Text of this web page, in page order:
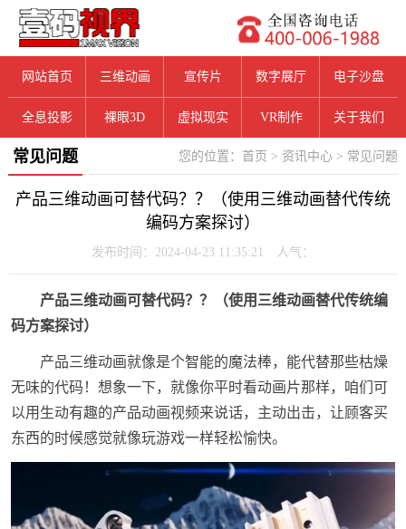
网站首页 三维动画 宣传片 数字展厅 电子沙盘
全息投影 裸眼3D 虚拟现实 VR制作 关于我们
您的位置： 首页 > 资讯中心 > 常见问题
常见问题
产品三维动画可替代码？？（使用三维动画替代传统
编码方案探讨）
发布时间：2024-04-23 11:35:21 人气：
产品三维动画可替代码？？（使用三维动画替代传统编
码方案探讨）
产品三维动画就像是个智能的魔法棒，能代替那些枯燥
无味的代码！想象一下，就像你平时看动画片那样，咱们可
以用生动有趣的产品动画视频来说话，主动出击，让顾客买
东西的时候感觉就像玩游戏一样轻松愉快。